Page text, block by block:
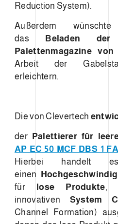
Reduction System).
Außerdem
das Beladen
Palettenmagazine
Arbeit der
erleichtern.
Die von Clevertech
der Palettierer für
AP EC 50 MCF DBS 1
Hierbei handelt
einen
für lose Produkte,
innovativen System
Channel Formation)